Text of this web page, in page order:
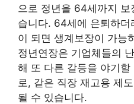
으로 정년을 64세까지
습니다. 64세에 은퇴하
이 되면 생계보장이 가능
정년연장은 기업체들의
해 또 다른 갈등을 야기
로, 같은 직장 재고용 제
될 수 있습니다.